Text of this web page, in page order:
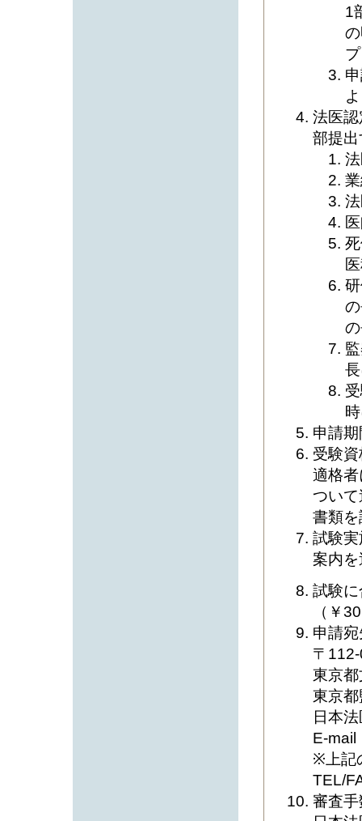
1
法医
部提
申請
受験
適格
つい
書類
試験
案内
試験
（￥
申請
〒
東京
東京
日本
E-
※上記
TEL/
審査